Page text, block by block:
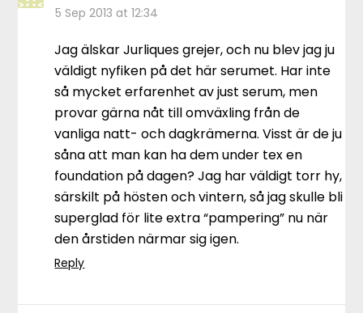
5 Sep 2013 at 12:34
Jag älskar Jurliques grejer, och nu blev jag ju
väldigt nyfiken på det här serumet. Har inte
så mycket erfarenhet av just serum, men
provar gärna nåt till omväxling från de
vanliga natt- och dagkrämerna. Visst är de ju
såna att man kan ha dem under tex en
foundation på dagen? Jag har väldigt torr hy,
särskilt på hösten och vintern, så jag skulle bli
superglad för lite extra “pampering” nu när
den årstiden närmar sig igen.
Reply